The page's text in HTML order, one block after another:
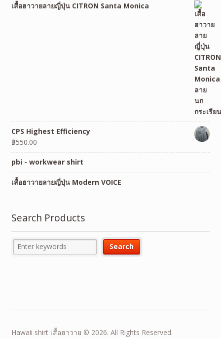
เสื้อฮาวายลายญี่ปุ่น CITRON Santa Monica
CPS Highest Efficiency
฿550.00
pbi - workwear shirt
เสื้อฮาวายลายญี่ปุ่น Modern VOICE
Search Products
Hawaii shirt เสื้อฮาวาย © 2026. All Rights Reserved.